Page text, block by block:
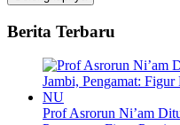
Berita Terbaru
Prof Asrorun Ni’am